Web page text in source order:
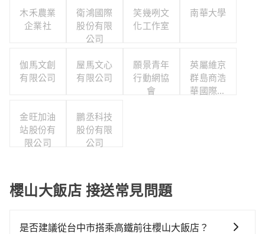
木禾農業
企業社
衛鴻國際
股份有限
公司
笑幾咧文
化工作室
南華大學
伽馬文創
有限公司
屋馬文心
有限公司
願景青年
行動網協
會
英屬維京
群島商浩
華國際人
金旺加油
站股份有
限公司
鵬丞科技
股份有限
公司
櫻山大飯店 接送常見問題
是否建議從台中市搭乘高鐵前往櫻山大飯店？